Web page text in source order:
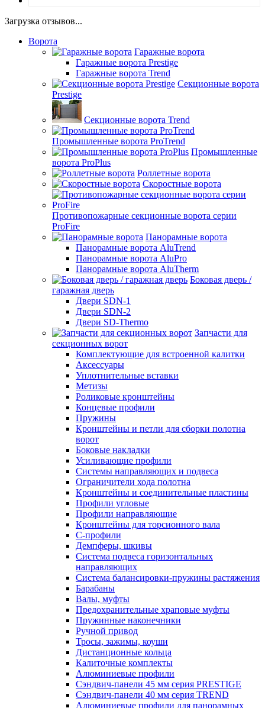
Загрузка отзывов...
Ворота
Гаражные ворота
Гаражные ворота Prestige
Гаражные ворота Trend
Секционные ворота
Prestige
Секционные ворота Trend
Промышленные ворота ProTrend
Промышленные
ворота ProPlus
Роллетные ворота
Скоростные ворота
Противопожарные секционные ворота серии
ProFire
Панорамные ворота
Панорамные ворота AluTrend
Панорамные ворота AluPro
Панорамные ворота AluTherm
Боковая дверь /
гаражная дверь
Двери SDN-1
Двери SDN-2
Двери SD-Thermo
Запчасти для
секционных ворот
Комплектующие для встроенной калитки
Аксессуары
Уплотнительные вставки
Метизы
Роликовые кронштейны
Концевые профили
Пружины
Кронштейны и петли для сборки полотна
ворот
Боковые накладки
Усиливающие профили
Системы направляющих и подвеса
Ограничители хода полотна
Кронштейны и соединительные пластины
Профили угловые
Профили направляющие
Кронштейны для торсионного вала
С-профили
Демпферы, шкивы
Система подвеса горизонтальных
направляющих
Система балансировки-пружины растяжения
Барабаны
Валы, муфты
Предохранительные храповые муфты
Пружинные наконечники
Ручной привод
Тросы, зажимы, коуши
Дистанционные кольца
Калиточные комплекты
Алюминиевые профили
Сэндвич-панели 45 мм серия PRESTIGE
Сэндвич-панели 40 мм серия TREND
Алюминиевые профили для панорамных